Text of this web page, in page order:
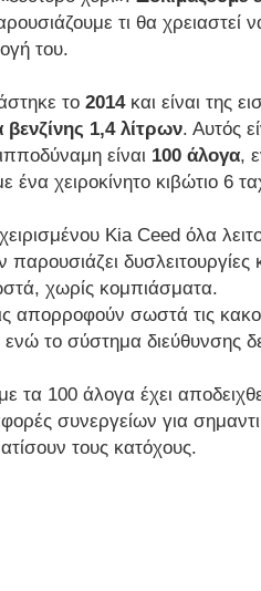
τι θα χρειαστεί
του.
το 2014και είναι της
βενζίνης 1,4 λίτρων. Αυτός
είναι 100 άλογα,
ένα χειροκίνητο κιβώτιο 6
Kia Ceed όλα
δυσλειτουργίες
χωρίς κομπιάσματα.
απορροφούν σωστά τις
το σύστημα διεύθυνσης
τα 100 άλογα έχει
συνεργείων για
τους κατόχους.